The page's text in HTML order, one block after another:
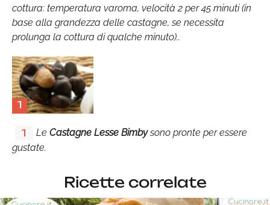
cottura: temperatura varoma, velocità 2 per 45 minuti (in
base alla grandezza delle castagne, se necessita
prolunga la cottura di qualche minuto)..
1
1 Le Castagne Lesse Bimbysono pronte per essere
gustate.
Ricette correlate